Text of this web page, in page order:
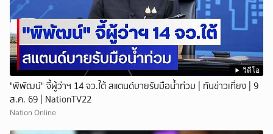
วิดีโอ
"พิพัฒน์" จี้ผู้ว่าฯ 14 จว.ใต้ สแตนด์บายรับมือน้ำท่วม | ทันข่าวเที่ยง | 9
ส.ค. 69 | NationTV22
Nation Online